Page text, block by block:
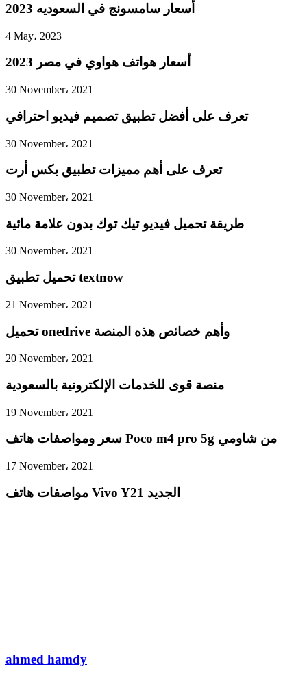
أسعار سامسونج في السعوديه 2023
4 May، 2023
أسعار هواتف هواوي في مصر 2023
30 November، 2021
تعرف على أفضل تطبيق تصميم فيديو احترافي
30 November، 2021
تعرف على أهم مميزات تطبيق بكس أرت
30 November، 2021
طريقة تحميل فيديو تيك توك بدون علامة مائية
30 November، 2021
تحميل تطبيق textnow
21 November، 2021
تحميل onedrive وأهم خصائص هذه المنصة
20 November، 2021
منصة قوى للخدمات الإلكترونية بالسعودية
19 November، 2021
سعر ومواصفات هاتف Poco m4 pro 5g من شاومي
17 November، 2021
مواصفات هاتف Vivo Y21 الجديد
ahmed hamdy